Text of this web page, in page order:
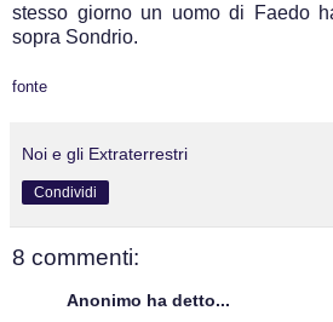
stesso giorno un uomo di Faedo
sopra Sondrio.
fonte
Noi e gli Extraterrestri
Condividi
8 commenti:
Anonimo ha detto...